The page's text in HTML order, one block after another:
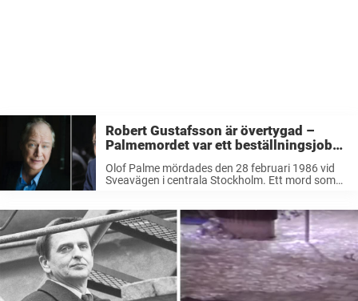
Robert Gustafsson är övertygad –
Palmemordet var ett beställningsjobb:
Olof Palme mördades den 28 februari 1986 vid
Sveavägen i centrala Stockholm. Ett mord som
podcasten ”Nemo möter ...